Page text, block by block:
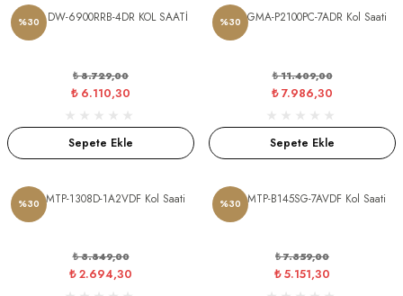
%30
CASIO DW-6900RRB-4DR KOL SAATİ
₺ 8.729,00
₺ 6.110,30
Sepete Ekle
%30
Casio GMA-P2100PC-7ADR Kol Saati
₺ 11.409,00
₺ 7.986,30
Sepete Ekle
%30
Casıo MTP-1308D-1A2VDF Kol Saati
₺ 3.849,00
₺ 2.694,30
%30
Casio MTP-B145SG-7AVDF Kol Saati
₺ 7.359,00
₺ 5.151,30